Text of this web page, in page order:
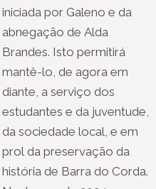
iniciada por Galeno e da
abnegação de Alda
Brandes. Isto permitirá
mantê-lo, de agora em
diante, a serviço dos
estudantes e da juventude,
da sociedade local, e em
prol da preservação da
história de Barra do Corda.